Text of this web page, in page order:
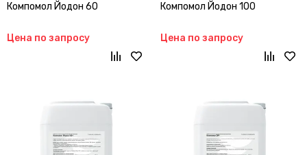
Компомол Йодон 60
Цена по запросу
Компомол Йодон 100
Цена по запросу